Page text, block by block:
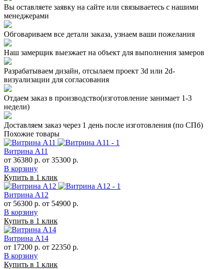
Вы оставляете заявку на сайте или связываетесь с нашими
менеджерами
Обговариваем все детали заказа, узнаем ваши пожелания
Наш замерщик выезжает на объект для выполнения замеров
Разрабатываем дизайн, отсылаем проект 3d или 2d-
визуализации для согласования
Отдаем заказ в производство(изготовление занимает 1-3
недели)
Доставляем заказ через 1 день после изготовления (по СПб)
Похожие товары
Витрина А11
от 36380 р. от 35300 р.
В корзину
Купить в 1 клик
Витрина А12
от 56300 р. от 54900 р.
В корзину
Купить в 1 клик
Витрина А14
от 17200 р. от 22350 р.
В корзину
Купить в 1 клик